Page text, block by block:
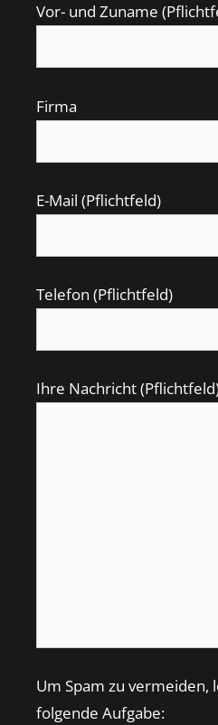
Vor- und Zuname
Firma
E-Mail (Pflichtfeld)
Telefon (Pflichtfeld)
Ihre Nachricht
Um Spam zu vermeiden,
folgende Aufgabe: